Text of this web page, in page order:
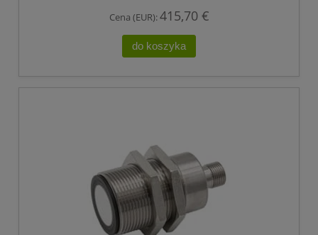
Cena (EUR):415,70 €
do koszyka